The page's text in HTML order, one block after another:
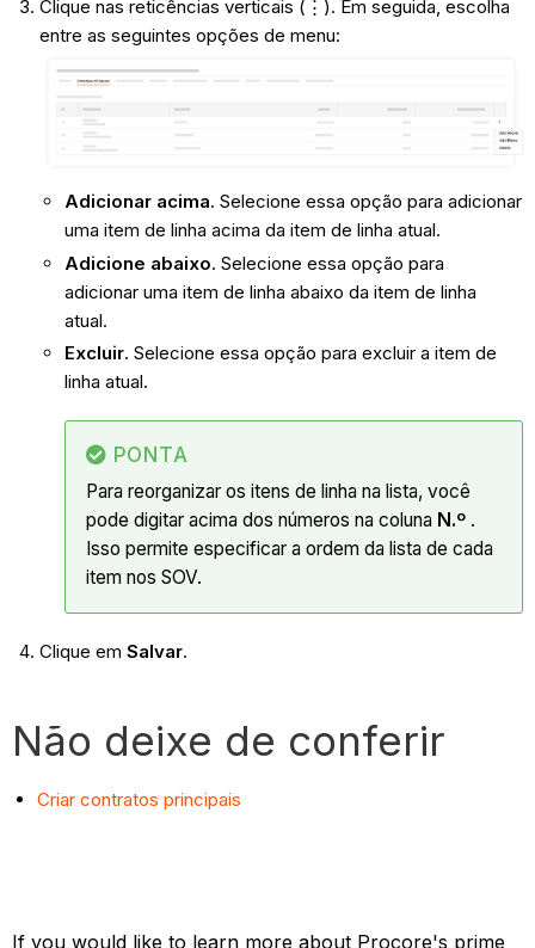
Clique nas reticências verticais (⋮). Em seguida, escolha
entre as seguintes opções de menu:
Adicionar acima. Selecione essa opção para adicionar
uma item de linha acima da item de linha atual.
Adicione abaixo. Selecione essa opção para
adicionar uma item de linha abaixo da item de linha
atual.
Excluir. Selecione essa opção para excluir a item de
linha atual.
PONTA
Para reorganizar os itens de linha na lista, você
pode digitar acima dos números na coluna N.º.
Isso permite especificar a ordem da lista de cada
item nos SOV.
Clique em Salvar.
Não deixe de conferir
Criar contratos principais
If you would like to learn more about Procore's prime